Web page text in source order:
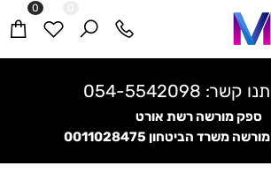
קשר: 054-5542098
ספק מורשה רשת אורט
משרד הביטחון0011028475
0